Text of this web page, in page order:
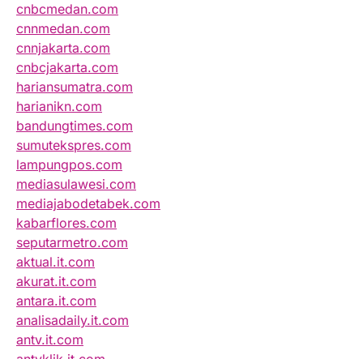
cnbcmedan.com
cnnmedan.com
cnnjakarta.com
cnbcjakarta.com
hariansumatra.com
harianikn.com
bandungtimes.com
sumutekspres.com
lampungpos.com
mediasulawesi.com
mediajabodetabek.com
kabarflores.com
seputarmetro.com
aktual.it.com
akurat.it.com
antara.it.com
analisadaily.it.com
antv.it.com